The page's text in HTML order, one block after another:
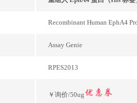
Recombinant Human EphA4
Assay Genie
RPES2013
￥询价/50ug